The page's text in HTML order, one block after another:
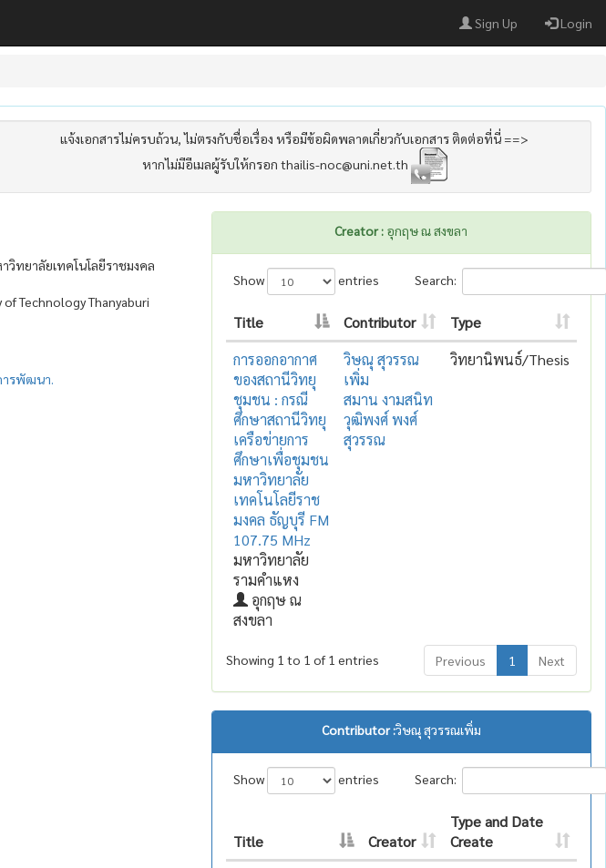
Sign Up Login
แจ้งเอกสารไม่ครบถ้วน, ไม่ตรงกับชื่อเรื่อง หรือมีข้อผิดพลาดเกี่ยวกับเอกสาร ติดต่อที่นี่ ==>
หากไม่มีอีเมลผู้รับให้กรอก thailis-noc@uni.net.th
ทยาลัยเทคโนโลยีราชมงคล
Technology Thanyaburi
ารพัฒนา.
Creator : อุกฤษ ณ สงขลา
Show entries Search:
Title Contributor
Type
การออกอากาศ
ของสถานีวิทยุ
ชุมชน : กรณี
ศึกษาสถานีวิทยุ
เครือข่ายการ
ศึกษาเพื่อชุมชน
มหาวิทยาลัย
เทคโนโลยีราช
มงคล ธัญบุรี FM
107.75 MHz
มหาวิทยาลัย
รามคำแหง
อุกฤษ ณ
สงขลา
วิษณุ สุวรรณ
เพิ่ม
สมาน งามสนิท
วุฒิพงศ์ พงศ์
สุวรรณ
วิทยานิพนธ์/Thesis
Showing 1 to 1 of 1 entries Previous 1 Next
Contributor :วิษณุ สุวรรณเพิ่ม
Show entries Search:
Title Creator
Type and Date
Create